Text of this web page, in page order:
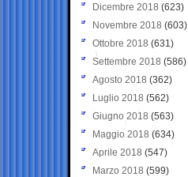
Dicembre 2018 (623)
Novembre 2018 (603)
Ottobre 2018 (631)
Settembre 2018 (586)
Agosto 2018 (362)
Luglio 2018 (562)
Giugno 2018 (563)
Maggio 2018 (634)
Aprile 2018 (547)
Marzo 2018 (599)